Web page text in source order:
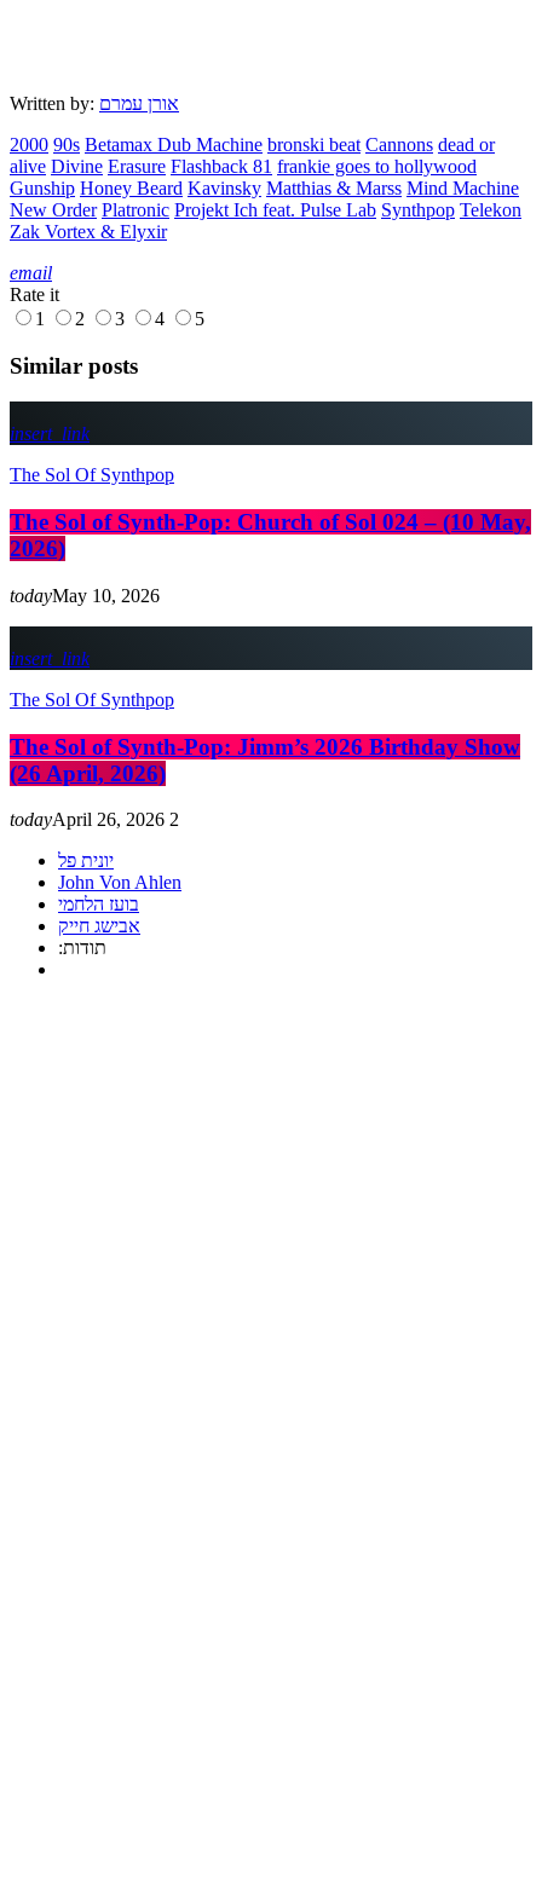
Written by: אורן עמרם
2000 90s Betamax Dub Machine bronski beat Cannons dead or
alive Divine Erasure Flashback 81 frankie goes to hollywood
Gunship Honey Beard Kavinsky Matthias & Marss Mind Machine
New Order Platronic Projekt Ich feat. Pulse Lab Synthpop Telekon
Zak Vortex & Elyxir
email
Rate it
1
2 3 4 5
Similar posts
insert_link
The Sol Of Synthpop
The Sol of Synth-Pop: Church of Sol 024 – (10 May,
2026)
todayMay 10, 2026
insert_link
The Sol Of Synthpop
The Sol of Synth-Pop: Jimm’s 2026 Birthday Show
(26 April, 2026)
todayApril 26, 2026 2
יונית פל
John Von Ahlen
בועז הלחמי
אבישג חייק
:תודות